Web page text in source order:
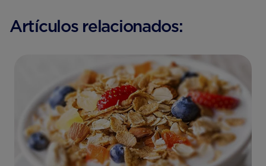
Artículos relacionados: